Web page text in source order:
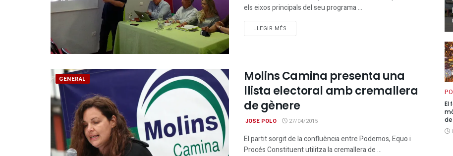
els eixos principals del seu programa ...
LLEGIR MÉS
GENERAL
Molins Camina presenta una
llista electoral amb cremallera
de gènere
JOSE POLO 27/04/2015
El partit sorgit de la confluència entre Podemos, Equo i
Procés Constituent utilitza la cremallera de ...
El
de